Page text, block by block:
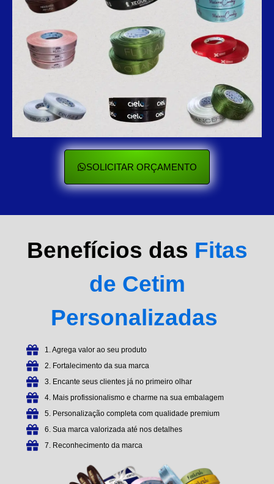
SOLICITAR ORÇAMENTO
Benefícios das Fitas
de Cetim
Personalizadas
1. Agrega valor ao seu produto
2. Fortalecimento da sua marca
3. Encante seus clientes já no primeiro olhar
4. Mais profissionalismo e charme na sua embalagem
5. Personalização completa com qualidade premium
6. Sua marca valorizada até nos detalhes
7. Reconhecimento da marca